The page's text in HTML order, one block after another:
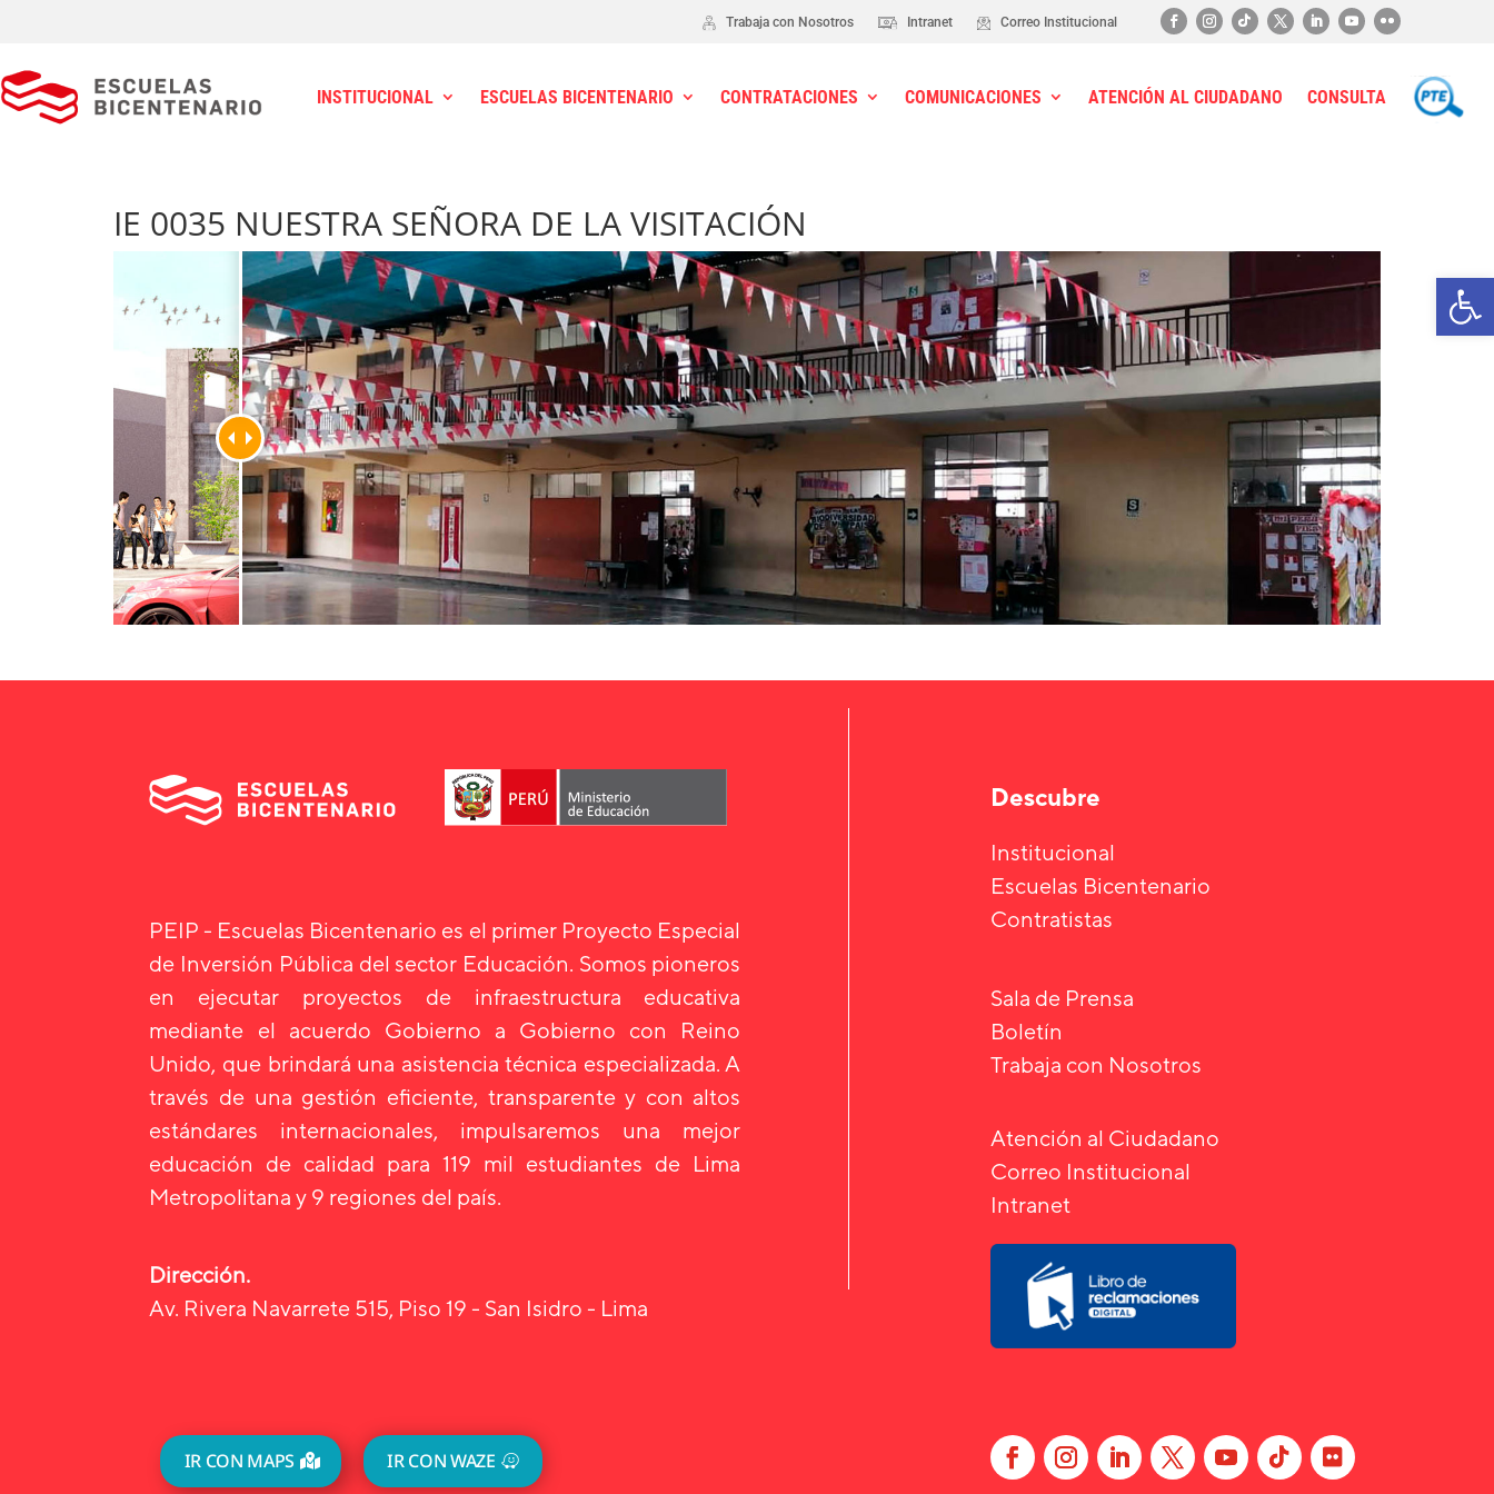
Trabaja con Nosotros Intranet Correo Institucional
INSTITUCIONAL ESCUELAS BICENTENARIO CONTRATACIONES COMUNICACIONES ATENCIÓN AL CIUDADANO CONSULTA PTE
IE 0035 NUESTRA SEÑORA DE LA VISITACIÓN
PEIP - Escuelas Bicentenario es el primer Proyecto Especial
de Inversión Pública del sector Educación. Somos pioneros
en ejecutar proyectos de infraestructura educativa
mediante el acuerdo Gobierno a Gobierno con Reino
Unido, que brindará una asistencia técnica especializada. A
través de una gestión eficiente, transparente y con altos
estándares internacionales, impulsaremos una mejor
educación de calidad para 119 mil estudiantes de Lima
Metropolitana y 9 regiones del país.
Dirección.
Av. Rivera Navarrete 515, Piso 19 - San Isidro - Lima
IR CON MAPS IR CON WAZE
Descubre
Institucional
Escuelas Bicentenario
Contratistas
Sala de Prensa
Boletín
Trabaja con Nosotros
Atención al Ciudadano
Correo Institucional
Intranet